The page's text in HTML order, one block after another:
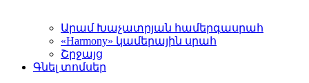
Արամ Խաչատրյան համերգասրահ
«Harmony» կամերային սրահ
Շրջայց
Գնել տոմսեր